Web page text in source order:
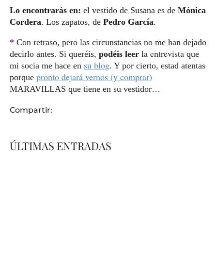
Lo encontrarás en: el vestido de Susana es de Mónica
Cordera. Los zapatos, de Pedro García.
* Con retraso, pero las circunstancias no me han dejado
decirlo antes. Si queréis, podéis leer la entrevista que
mi socia me hace en su blog. Y por cierto, estad atentas
porque pronto dejará vernos (y comprar)
MARAVILLAS que tiene en su vestidor…
Compartir:
ÚLTIMAS ENTRADAS